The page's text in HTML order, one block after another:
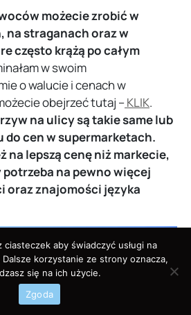
możecie zrobić w
na straganach oraz w
często krążą po całym
w swoim
o walucie i cenach w
obejrzeć tutaj –KLIK.
na ulicy są takie same lub
do cen w supermarketach.
na lepszą cenę niż markecie,
potrzeba na pewno więcej
oraz znajomości języka
ciasteczek aby świadczyć usługi na
korzystanie ze strony oznacza,
się na ich użycie.
Zgoda